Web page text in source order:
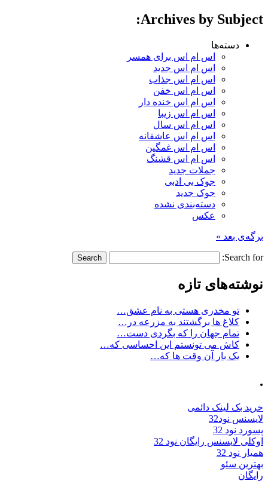
Archives by Subject:
دسته‌ها
اس ام اس برای همسر
اس ام اس جدید
اس ام اس جذاب
اس ام اس خفن
اس ام اس خنده دار
اس ام اس زیبا
اس ام اس سال
اس ام اس عاشقانه
اس ام اس غمگین
اس ام اس قشنگ
جملات جدید
جوک بی ادبی
جوک جدید
دسته‌بندی نشده
عکس
برگه‌ی بعد »
Search for:
نوشته‌های تازه
تو مخدری هستی به نام عشق…
کلاغ ها برگشتند به مزرعه در…
تمام جهان را که بگردی دست…
کاش می تونستم این احساسی که…
یک بار آن وقت ها که…
.
خرید بک لینک دائمی
لایسنس نود32
پسورد نود 32
اوکلی لایسنس رایگان نود 32
همیار نود 32
بهترین سئو
رایگان